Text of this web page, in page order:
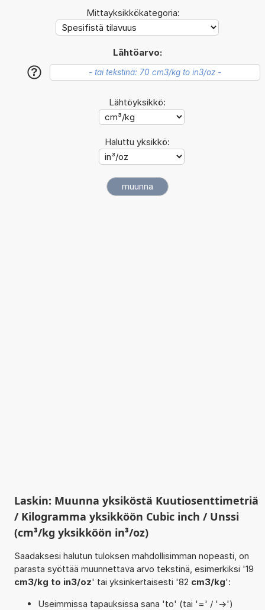
Mittayksikkökategoria:
Lähtöarvo:
?
Lähtöyksikkö:
Haluttu yksikkö:
Laskin: Muunna yksiköstä Kuutiosenttimetriä
/ Kilogramma yksikköön Cubic inch / Unssi
(cm³/kg yksikköön in³/oz)
Saadaksesi halutun tuloksen mahdollisimman nopeasti, on
parasta syöttää muunnettava arvo tekstinä, esimerkiksi '19
cm3/kg to in3/oz' tai yksinkertaisesti '82 cm3/kg':
Useimmissa tapauksissa sana 'to' (tai '=' / '->')